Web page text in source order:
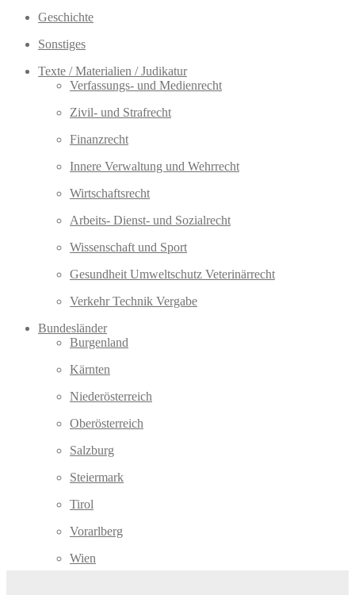
Geschichte
Sonstiges
Texte / Materialien / Judikatur
Verfassungs- und Medienrecht
Zivil- und Strafrecht
Finanzrecht
Innere Verwaltung und Wehrrecht
Wirtschaftsrecht
Arbeits- Dienst- und Sozialrecht
Wissenschaft und Sport
Gesundheit Umweltschutz Veterinärrecht
Verkehr Technik Vergabe
Bundesländer
Burgenland
Kärnten
Niederösterreich
Oberösterreich
Salzburg
Steiermark
Tirol
Vorarlberg
Wien